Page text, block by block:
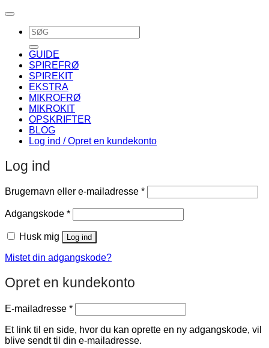
Søg
efter:
GUIDE
SPIREFRØ
SPIREKIT
EKSTRA
MIKROFRØ
MIKROKIT
OPSKRIFTER
BLOG
Log ind / Opret en kundekonto
Log ind
Brugernavn eller e-mailadresse *Påkrævet
Adgangskode *Påkrævet
Husk mig Log ind
Mistet din adgangskode?
Opret en kundekonto
E-mailadresse *Påkrævet
Et link til en side, hvor du kan oprette en ny adgangskode, vil
blive sendt til din e-mailadresse.